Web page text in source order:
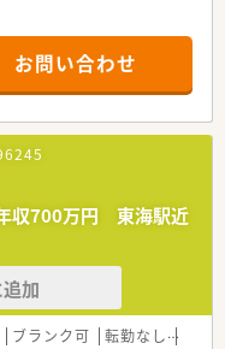
集合研修、OJTを通して基
で経験豊かなスタッフが
ケアマネージャーと連携
設を訪問、お薬をお届け
相談に応じています
動が反映されやすい環境
事から【独立支援の事業
プしながら、実際に勤めな
績もあります
分もありますが、社員一丸
ことにやりがいがある会
お問い合わせ
収700万円 東海駅近
加
ブランク可 転勤なし